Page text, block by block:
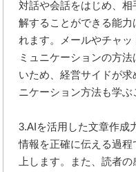
対話や会話をはじめ、
解することができる能
れます。メールやチャ
ミュニケーションの方
いため、経営サイドが
ニケーション方法も学ぶ
3.AIを活用した文章作成
情報を正確に伝える過
上します。また、読者